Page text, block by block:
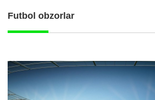
Futbol obzorlar